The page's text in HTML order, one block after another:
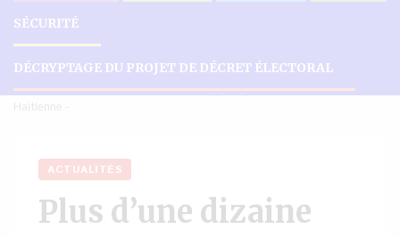
SÉCURITÉ
DÉCRYPTAGE DU PROJET DE DÉCRET ÉLECTORAL
Accueil
Actualités
Plus d’une dizaine d’ambassadeurs rappelés par la chancellerie
ACTUALITÉS
Plus d’une dizaine